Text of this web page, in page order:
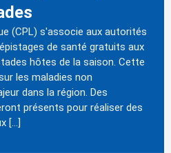
(CPL) s'associe aux autorités
de santé gratuits aux
hôtes de la saison. Cette
les maladies non
dans la région. Des
présents pour réaliser des
[…]